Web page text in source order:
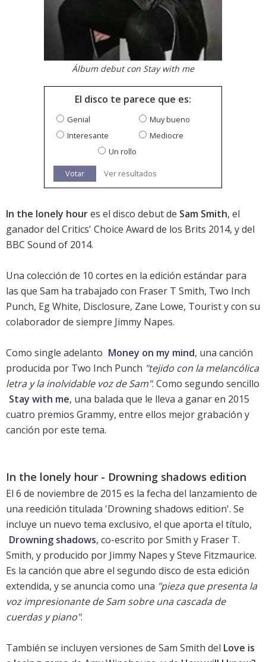
Álbum debut con Stay with me
El disco te parece que es:
Genial
Muy bueno
Interesante
Mediocre
Un rollo
Votar Ver resultados
In the lonely houres el disco debut de Sam Smith, el
ganador del Critics' Choice Award de los Brits 2014, y del
BBC Sound of 2014.
Una colección de 10 cortes en la edición estándar para
las que Sam ha trabajado con Fraser T Smith, Two Inch
Punch, Eg White, Disclosure, Zane Lowe, Tourist y con su
colaborador de siempre Jimmy Napes.
Como single adelanto Money on my mind, una canción
producida por Two Inch Punch "tejido con la melancólica
letra y la inolvidable voz de Sam". Como segundo sencillo
Stay with me, una balada que le lleva a ganar en 2015
cuatro premios Grammy, entre ellos mejor grabación y
canción por este tema.
In the lonely hour - Drowning shadows edition
El 6 de noviembre de 2015 es la fecha del lanzamiento de
una reedición titulada 'Drowning shadows edition'. Se
incluye un nuevo tema exclusivo, el que aporta el título,
Drowning shadows, co-escrito por Smith y Fraser T.
Smith, y producido por Jimmy Napes y Steve Fitzmaurice.
Es la canción que abre el segundo disco de esta edición
extendida, y se anuncia como una "pieza que presenta la
voz impresionante de Sam sobre una cascada de
cuerdas y piano".
También se incluyen versiones de Sam Smith del Love is